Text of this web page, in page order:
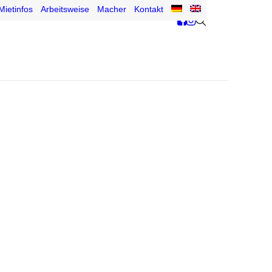
Arbeitsweise Macher Kontakt